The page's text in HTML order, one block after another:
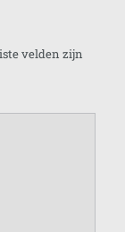
velden zijn